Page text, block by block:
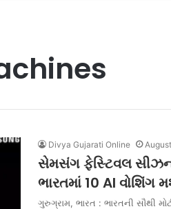
Divya Gujarati Online
સેમસંગ ફેસ્ટિવલ
ભારતમાં 10 AI વોશિંગ
ગુરુગ્રામ, ભારત : ભારતની સૌથી